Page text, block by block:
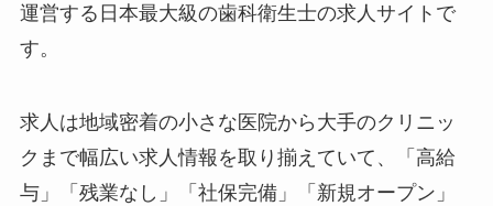
運営する日本最大級の歯科衛生士の求人サイトで
す。
求人は地域密着の小さな医院から大手のクリニッ
クまで幅広い求人情報を取り揃えていて、「高給
与」「残業なし」「社保完備」「新規オープン」